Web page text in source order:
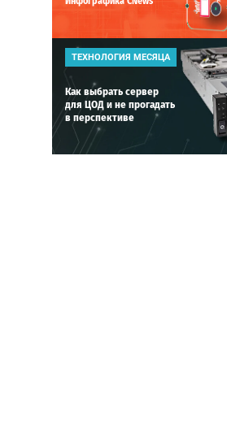
ТЕХНОЛОГИЯ МЕСЯЦА
Как выбрать сервер
для ЦОД и не прогадать
в перспективе